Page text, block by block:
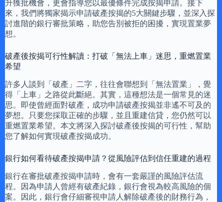
升獲批機會，更會指導您以最優條件完成按揭申請。接下
來，我們將獨家揭示申請破產按揭的5大關鍵步驟，並深入探
討進階的銀行審批策略，助您告別被拒的困擾，實現置業夢
想。
破產後按揭可行性解讀：打破「無法上車」迷思，重燃置業
希望
許多人談到「破產」二字，往往會聯想到「無法置業」，覺
得「上車」之路從此斷絕。其實，這種想法是一個常見的迷
思。即使曾經面對破產，成功申請破產按揭並非遙不可及的
夢想。只要您採取正確的步驟，並且重建信貸，您仍然可以
重燃置業希望。本文將深入探討破產後按揭的可行性，幫助
您了解如何實現破產按揭成功。
銀行如何看待破產按揭申請？從風險評估到信任重建的過程
銀行在審批破產按揭申請時，會有一套嚴謹的風險評估流
程。因為申請人曾經有破產紀錄，銀行會視為較高風險的個
案。因此，銀行會仔細審視申請人解除破產後的財務行為，